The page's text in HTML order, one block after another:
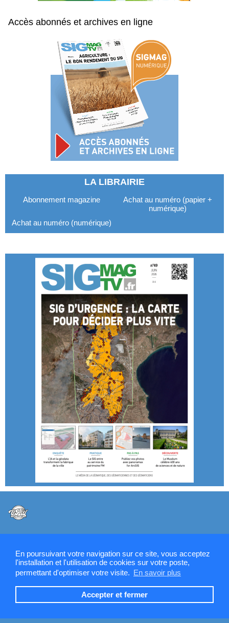
En poursuivant votre navigation sur ce site, vous acceptez
l'installation et l'utilisation de cookies sur votre poste,
permettant d'optimiser votre visite. En savoir plus
Accepter et fermer
Accès abonnés et archives en ligne
LA LIBRAIRIE
Abonnement magazine
Achat au numéro (papier +
numérique)
Achat au numéro (numérique)
Contactez la rédaction de SIGMAG & SIGTV